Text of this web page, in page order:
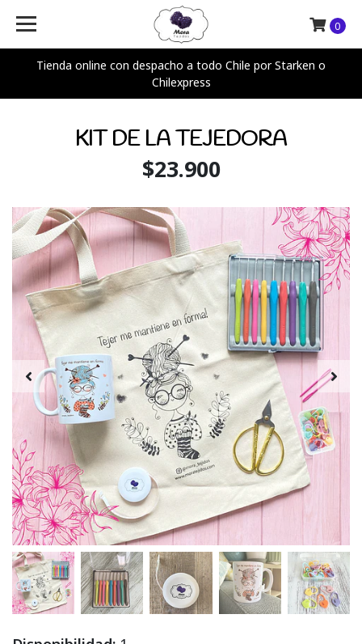
Tienda online con despacho a todo Chile por Starken o
Chilexpress
0
KIT DE LA TEJEDORA
$23.900